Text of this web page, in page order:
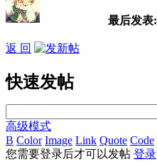
最后发表:
返 回
快速发帖
高级模式
B Color Image Link Quote Code
您需要登录后才可以发帖 登录